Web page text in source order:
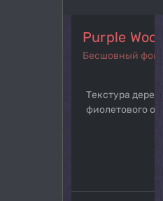
Purple
Бесшовный фон
Текстура
фиолетового